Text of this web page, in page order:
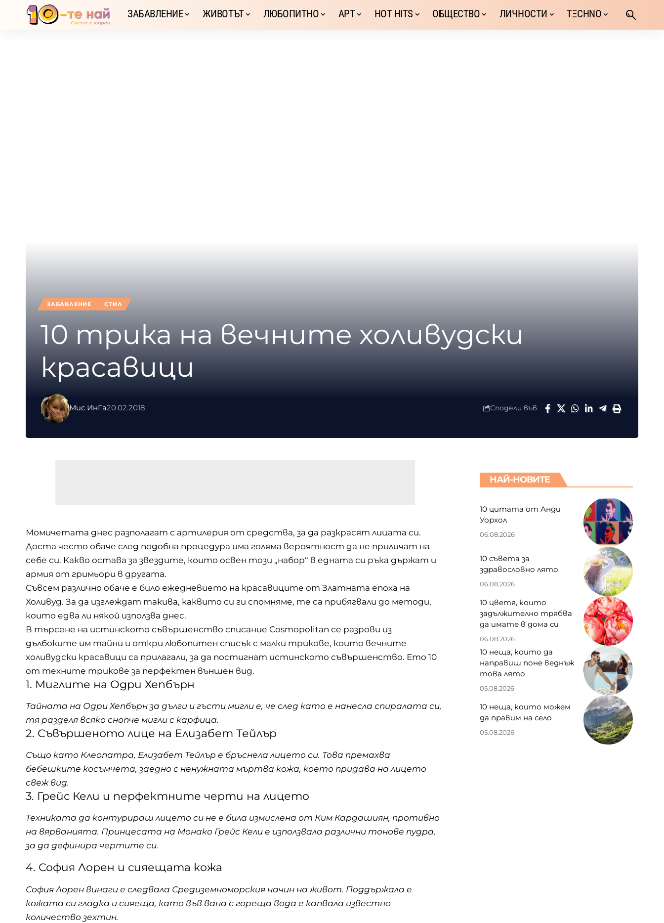
ЗАБАВЛЕНИЕ ЖИВОТЪТ ЛЮБОПИТНО АРТ HOT HITS ОБЩЕСТВО ЛИЧНОСТИ TΞCHNO
ЗАБАВЛЕНИЕ СТИЛ
10 трика на вечните холивудски
красавици
Мис ИнГа20.02.2018 Сподели във
Момичетата днес разполагат с артилерия от средства, за да разкрасят лицата си.
Доста често обаче след подобна процедура има голяма вероятност да не приличат на
себе си. Какво остава за звездите, които освен този „набор“ в едната си ръка държат и
армия от гримьори в другата.
Съвсем различно обаче е било ежедневието на красавиците от Златната епоха на
Холивуд. За да изглеждат такива, каквито си ги спомняме, те са прибягвали до методи,
които едва ли някой използва днес.
В търсене на истинското съвършенство списание Cosmopolitan се разрови из
дълбоките им тайни и откри любопитен списък с малки трикове, които вечните
холивудски красавици са прилагали, за да постигнат истинското съвършенство. Ето 10
от техните трикове за перфектен външен вид.
1. Миглите на Одри Хепбърн
Тайната на Одри Хепбърн за дълги и гъсти мигли е, че след като е нанесла спиралата си,
тя разделя всяко снопче мигли с карфица.
2. Съвършеното лице на Елизабет Тейлър
Също като Клеопатра, Елизабет Тейлър е бръснела лицето си. Това премахва
бебешките косъмчета, заедно с ненужната мъртва кожа, което придава на лицето
свеж вид.
3. Грейс Кели и перфектните черти на лицето
Техниката да контурираш лицето си не е била измислена от Ким Кардашиян, противно
на вярванията. Принцесата на Монако Грейс Кели е използвала различни тонове пудра,
за да дефинира чертите си.
4. София Лорен и сияещата кожа
София Лорен винаги е следвала Средиземноморския начин на живот. Поддържала е
кожата си гладка и сияеща, като във вана с гореща вода е капвала известно
количество зехтин.
НАЙ-НОВИТЕ
10 цитата от Анди
Уорхол
06.08.2026
10 съвета за
здравословно лято
06.08.2026
10 цветя, които
задължително трябва
да имате в дома си
06.08.2026
10 неща, които да
направиш поне веднъж
това лято
05.08.2026
10 неща, които можем
да правим на село
05.08.2026